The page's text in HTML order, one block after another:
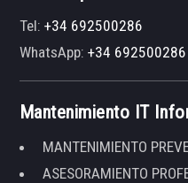
Tel:+34 692500286
WhatsApp:+34 692500286
Mantenimiento IT
MANTENIMIENTO
ASESORAMIENTO